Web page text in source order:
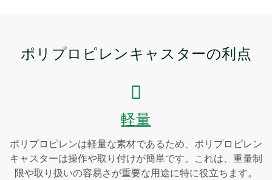
ポリプロピレンキャスターの利点
軽量
ポリプロピレンは軽量な素材であるため、ポリプロピレン
キャスターは操作や取り付けが簡単です。これは、重量制
限や取り扱いの容易さが重要な用途に特に役立ちます。